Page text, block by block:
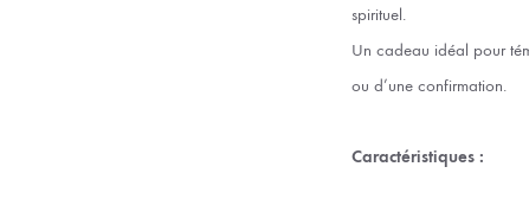
spirituel.
Un cadeau idéal pour
ou d’une confirmation.
Caractéristiques :